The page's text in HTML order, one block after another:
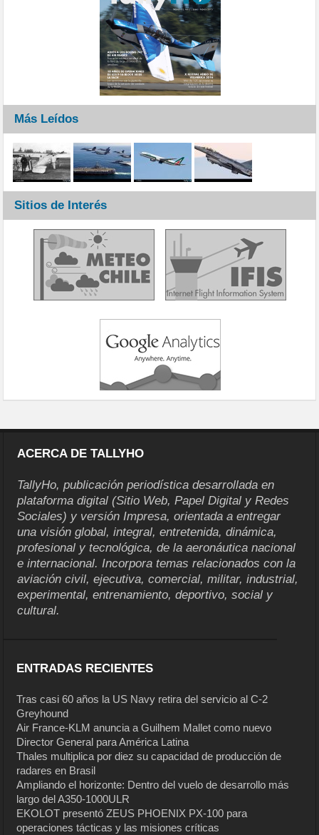
Más Leídos
Sitios de Interés
ACERCA DE TALLYHO
TallyHo, publicación periodística desarrollada en
plataforma digital (Sitio Web, Papel Digital y Redes
Sociales) y versión Impresa, orientada a entregar
una visión global, integral, entretenida, dinámica,
profesional y tecnológica, de la aeronáutica nacional
e internacional. Incorpora temas relacionados con la
aviación civil, ejecutiva, comercial, militar, industrial,
experimental, entrenamiento, deportivo, social y
cultural.
ENTRADAS RECIENTES
Tras casi 60 años la US Navy retira del servicio al C-2
Greyhound
Air France-KLM anuncia a Guilhem Mallet como nuevo
Director General para América Latina
Thales multiplica por diez su capacidad de producción de
radares en Brasil
Ampliando el horizonte: Dentro del vuelo de desarrollo más
largo del A350-1000ULR
EKOLOT presentó ZEUS PHOENIX PX-100 para
operaciones tácticas y las misiones críticas